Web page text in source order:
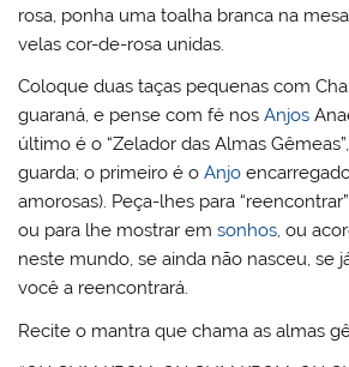
rosa, ponha uma toalha branca na
velas cor-de-rosa unidas.
Coloque duas taças pequenas com
guaraná, e pense com fé nosAnjos
último é o “Zelador das Almas
guarda; o primeiro é oAnjo
amorosas). Peça-lhes para
ou para lhe mostrar emsonhos, ou
neste mundo, se ainda não nasceu, se
você a reencontrará.
Recite o mantra que chama as almas